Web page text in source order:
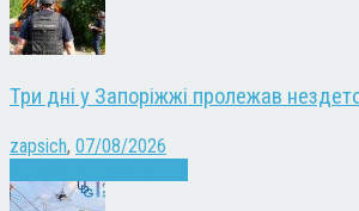
Три дні у Запоріжжі пролежав
zapsich, 07/08/2026